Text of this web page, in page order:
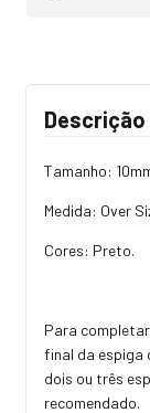
Descrição
Tamanho:
Medida: Over
Cores: Preto.
Para
final da espiga
dois ou três
recomendado.